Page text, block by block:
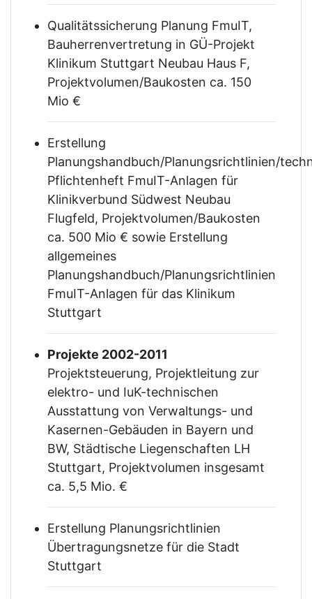
Qualitätssicherung Planung FmuIT,
Bauherrenvertretung in GÜ-Projekt
Klinikum Stuttgart Neubau Haus F,
Projektvolumen/Baukosten ca. 150
Mio €
Erstellung
Planungshandbuch/Planungsrichtlinien/
Pflichtenheft FmuIT-Anlagen für
Klinikverbund Südwest Neubau
Flugfeld, Projektvolumen/Baukosten
ca. 500 Mio € sowie Erstellung
allgemeines
Planungshandbuch/Planungsrichtlinien
FmuIT-Anlagen für das Klinikum
Stuttgart
Projekte 2002-2011
Projektsteuerung, Projektleitung zur
elektro- und IuK-technischen
Ausstattung von Verwaltungs- und
Kasernen-Gebäuden in Bayern und
BW, Städtische Liegenschaften LH
Stuttgart, Projektvolumen insgesamt
ca. 5,5 Mio. €
Erstellung Planungsrichtlinien
Übertragungsnetze für die Stadt
Stuttgart